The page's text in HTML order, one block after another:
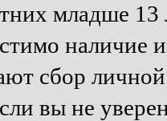
младше 13
наличие
сбор
вы не